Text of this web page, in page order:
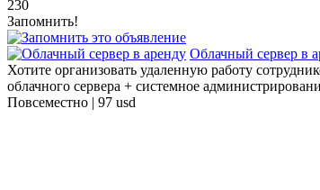
230
Запомнить!
Облачный сервер в
Хотите организовать удаленную работу
облачного сервера + системное
Повсеместно | 97 usd